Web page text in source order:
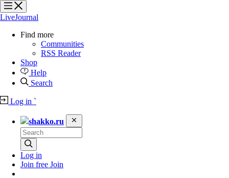
?
?
?
?
LiveJournal
Find more
Communities
RSS Reader
Shop
Help
Search
Log in `
shakko.ru
Log in
Join free Join